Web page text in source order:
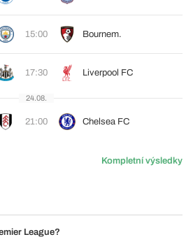
15:00 Bournem.
17:30 Liverpool FC
24.08.
21:00 Chelsea FC
Kompletní výsledky
League?